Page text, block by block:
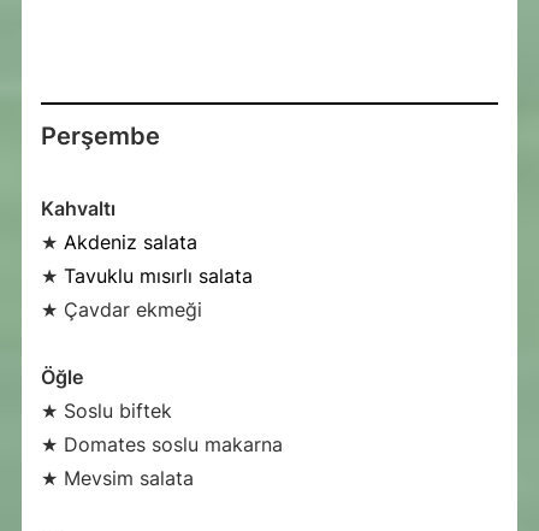
Perşembe
Kahvaltı
★ Akdeniz salata
★ Tavuklu mısırlı salata
★ Çavdar ekmeği
Öğle
★ Soslu biftek
★ Domates soslu makarna
★ Mevsim salata